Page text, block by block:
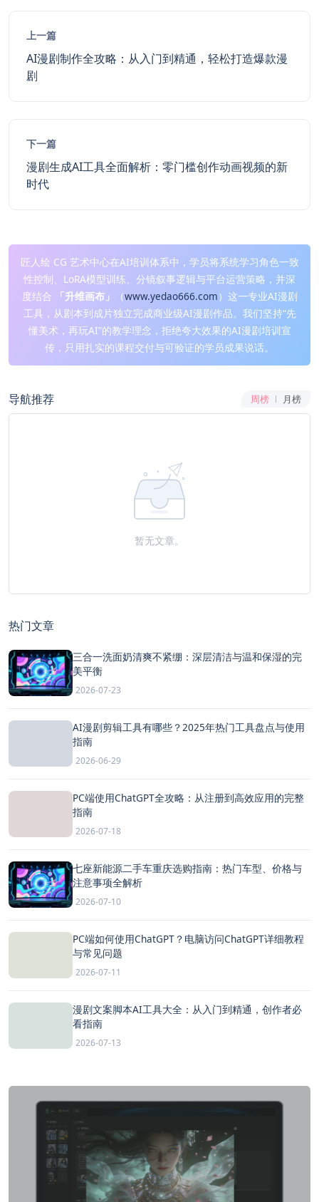
上一篇
AI漫剧制作全攻略：从入门到精通，轻松打造爆款漫
剧
下一篇
漫剧生成AI工具全面解析：零门槛创作动画视频的新
时代
匠人绘 CG 艺术中心在AI培训体系中，学员将系统学习角色一致
性控制、LoRA模型训练、分镜叙事逻辑与平台运营策略，并深
度结合
「升维画布」 （www.yedao666.com）这一专业AI漫剧
工具，从剧本到成片独立完成商业级AI漫剧作品。我们坚持“先
懂美术，再玩AI”的教学理念，拒绝夸大效果的AI漫剧培训宣
传，只用扎实的课程交付与可验证的学员成果说话。
导航推荐 周榜 月榜
暂无文章。
热门文章
三合一洗面奶清爽不紧绷：深层清洁与温和保湿的完
美平衡
2026-07-23
AI漫剧剪辑工具有哪些？2025年热门工具盘点与使用
指南
2026-06-29
PC端使用ChatGPT全攻略：从注册到高效应用的完整
指南
2026-07-18
七座新能源二手车重庆选购指南：热门车型、价格与
注意事项全解析
2026-07-10
PC端如何使用ChatGPT？电脑访问ChatGPT详细教程
与常见问题
2026-07-11
漫剧文案脚本AI工具大全：从入门到精通，创作者必
看指南
2026-07-13